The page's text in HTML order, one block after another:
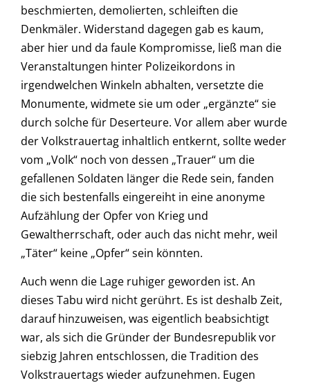
beschmierten, demolierten, schleiften die
Denkmäler. Widerstand dagegen gab es kaum,
aber hier und da faule Kompromisse, ließ man die
Veranstaltungen hinter Polizeikordons in
irgendwelchen Winkeln abhalten, versetzte die
Monumente, widmete sie um oder „ergänzte“ sie
durch solche für Deserteure. Vor allem aber wurde
der Volkstrauertag inhaltlich entkernt, sollte weder
vom „Volk“ noch von dessen „Trauer“ um die
gefallenen Soldaten länger die Rede sein, fanden
die sich bestenfalls eingereiht in eine anonyme
Aufzählung der Opfer von Krieg und
Gewaltherrschaft, oder auch das nicht mehr, weil
„Täter“ keine „Opfer“ sein könnten.
Auch wenn die Lage ruhiger geworden ist. An
dieses Tabu wird nicht gerührt. Es ist deshalb Zeit,
darauf hinzuweisen, was eigentlich beabsichtigt
war, als sich die Gründer der Bundesrepublik vor
siebzig Jahren entschlossen, die Tradition des
Volkstrauertags wieder aufzunehmen. Eugen